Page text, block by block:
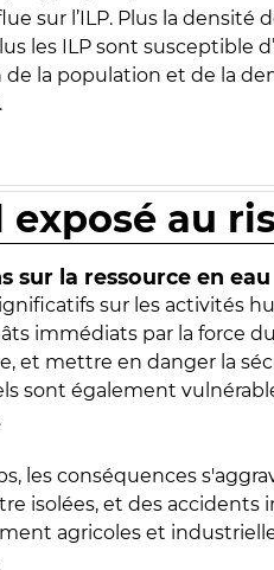
sur l’ILP. Plus la densité
les ILP sont susceptible
la population et de la
au
sur la ressource en eau
sur les activités
immédiats par la force
et mettre en danger la
sont également
les conséquences
isolées, et des accidents
agricoles et